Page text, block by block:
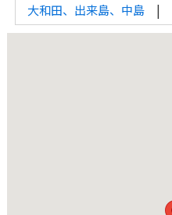
大和田、出来島、中島